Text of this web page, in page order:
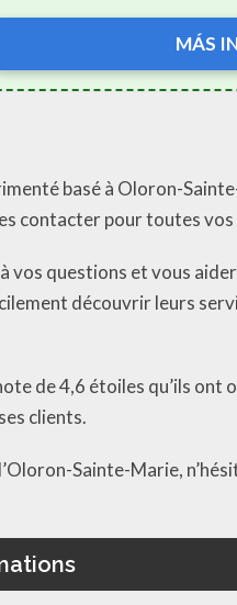
MÁS
basé à Oloron-
contacter pour toutes
vos questions et vous
découvrir leurs
de 4,6 étoiles qu’ils
clients.
Sainte-Marie,